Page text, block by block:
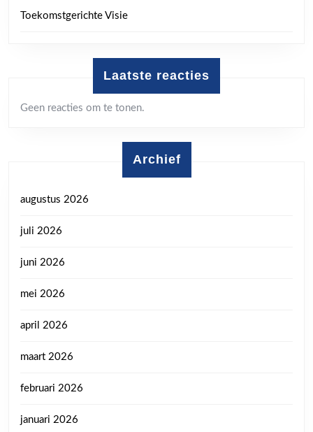
Toekomstgerichte Visie
Laatste reacties
Geen reacties om te tonen.
Archief
augustus 2026
juli 2026
juni 2026
mei 2026
april 2026
maart 2026
februari 2026
januari 2026